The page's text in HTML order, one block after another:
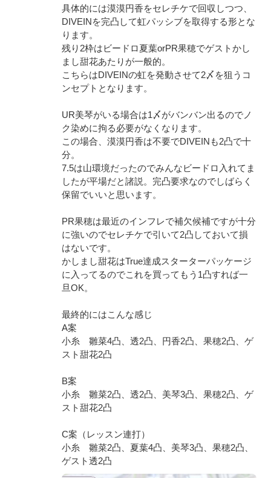
具体的には漠漠円香をセレチケで回収しつつ、
DIVEINを完凸して虹パッシブを取得する形とな
ります。
残り2枠はビードロ夏葉orPR果穂でゲストかし
まし甜花あたりが一般的。
こちらはDIVEINの虹を発動させて2〆を狙うコ
ンセプトとなります。
UR美琴がいる場合は1〆がバンバン出るのでノ
ク染めに拘る必要がなくなります。
この場合、漠漠円香は不要でDIVEINも2凸で十
分。
7.5は山環境だったのでみんなビードロ入れてま
したが平場だと諸説。完凸要求なのでしばらく
保留でいいと思います。
PR果穂は最近のインフレで補欠候補ですが十分
に強いのでセレチケで引いて2凸しておいて損
はないです。
かしまし甜花はTrue達成スターターパッケージ
に入ってるのでこれを買ってもう1凸すれば一
旦OK。
最終的にはこんな感じ
A案
小糸 雛菜4凸、透2凸、円香2凸、果穂2凸、ゲ
スト甜花2凸
B案
小糸 雛菜2凸、透2凸、美琴3凸、果穂2凸、ゲ
スト甜花2凸
C案（レッスン連打）
小糸 雛菜2凸、夏葉4凸、美琴3凸、果穂2凸、
ゲスト透2凸